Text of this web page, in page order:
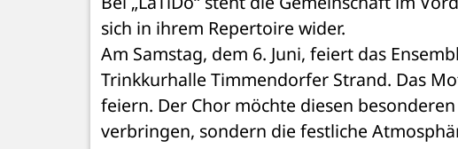
sich in ihrem Repertoire wider.
Am Samstag, dem 6. Juni, feiert das
Trinkkurhalle Timmendorfer Strand. Das
feiern. Der Chor möchte diesen
verbringen, sondern die festliche